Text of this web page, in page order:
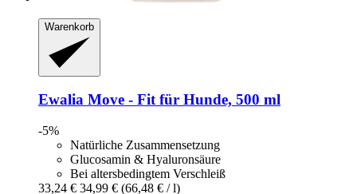
Warenkorb
Ewalia Move -​ Fit für Hunde, 500 ml
-5%
Natürliche Zusammensetzung
Glucosamin & Hyaluronsäure
Bei altersbedingtem Verschleiß
33,24 € 34,99 € (66,48 € / l)